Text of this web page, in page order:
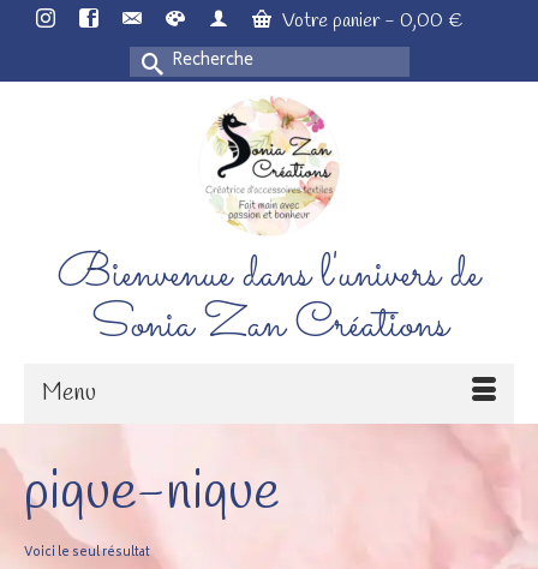
Votre panier- 0,00 €
Rechercher :
Bienvenue dans l'univers de
Sonia Zan Créations
Menu
pique-nique
Voici le seul résultat